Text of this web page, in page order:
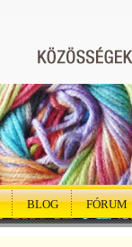
BLOG FÓRUM